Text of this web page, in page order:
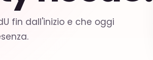
fin dall'inizio e che oggi